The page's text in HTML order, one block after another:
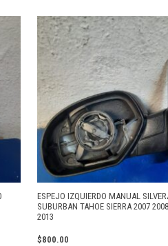
ESPEJO IZQUIERDO MANUAL
SUBURBAN TAHOE SIERRA 2007
2013
$800.00